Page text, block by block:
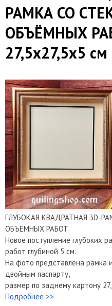
РАМКА СО
ОБЪЁМНЫХ
27,5х27,5х5 см
ГЛУБОКАЯ КВАДРАТНАЯ 3D-
ОБЪЁМНЫХ РАБОТ.
Новое поступление глубоких
работ глубиной 5 см.
На фото представлена рамка
двойным паспарту,
размер по заднему картону
Подробнее >>